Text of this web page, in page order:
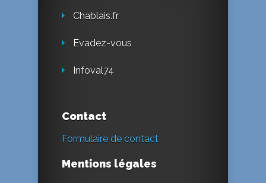
Chablais.fr
Evadez-vous
Infoval74
Contact
Formulaire de contact
Mentions légales